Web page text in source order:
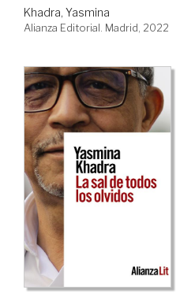
Khadra, Yasmina
Alianza Editorial. Madrid, 2022